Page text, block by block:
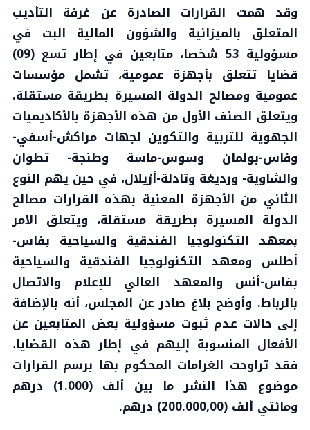
وقد همت القرارات الصادرة عن غرفة التأديب
المتعلق بالميزانية والشؤون المالية البت في
مسؤولية 53 شخصا، متابعين في إطار تسع (09)
قضايا تتعلق بأجهزة عمومية، تشمل مؤسسات
عمومية ومصالح الدولة المسيرة بطريقة مستقلة.
ويتعلق الصنف الأول من هذه الأجهزة بالأكاديميات
الجهوية للتربية والتكوين لجهات مراكش-أسفي-
وفاس-بولمان وسوس-ماسة وطنجة- تطوان
والشاوية- ورديغة وتادلة-أزيلال، في حين يهم النوع
الثاني من الأجهزة المعنية بهذه القرارات مصالح
الدولة المسيرة بطريقة مستقلة، ويتعلق الأمر
بمعهد التكنولوجيا الفندقية والسياحية بفاس-
أطلس ومعهد التكنولوجيا الفندقية والسياحية
بفاس-أنس والمعهد العالي للإعلام والاتصال
بالرباط. وأوضح بلاغ صادر عن المجلس، أنه بالإضافة
إلى حالات عدم ثبوت مسؤولية بعض المتابعين عن
الأفعال المنسوبة إليهم في إطار هذه القضايا،
فقد تراوحت الغرامات المحكوم بها برسم القرارات
موضوع هذا النشر ما بين ألف (1.000) درهم
ومائتي ألف (200.000,00) درهم.